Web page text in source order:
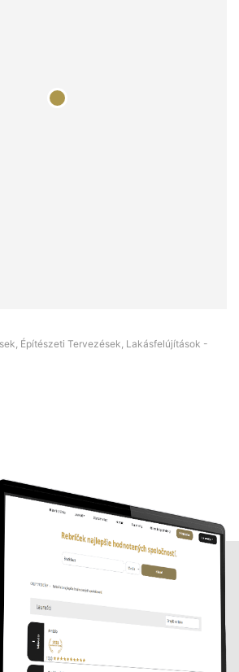
Építészeti Tervezések, Lakásfelújítások -